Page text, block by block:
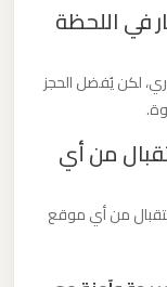
في اللحظة
لكن يُفضل الحجز
من أي
من أي موقع